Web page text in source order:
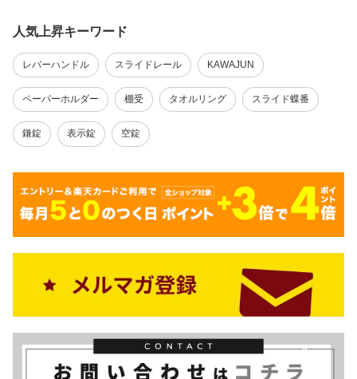
人気上昇キーワード
レバーハンドル スライドレール KAWAJUN
ペーパーホルダー 棚受 タオルリング スライド蝶番
鎌錠 表示錠 空錠